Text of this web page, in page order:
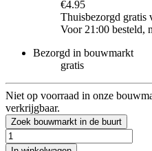
€4.95
Thuisbezorgd gratis
Voor 21:00 besteld,
Bezorgd in bouwmarkt
gratis
Niet op voorraad in onze
verkrijgbaar.
Zoek bouwmarkt in de buurt